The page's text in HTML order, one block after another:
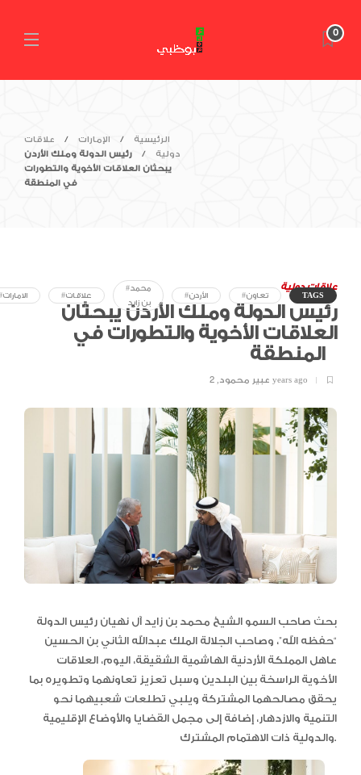
0
الرئيسية الإمارات
علاقات
دولية
رئيس الدولة وملك الأردن
يبحثان العلاقات الأخوية والتطورات
في المنطقة
علاقات دولية
رئيس الدولة وملك الأردن يبحثان
العلاقات الأخوية والتطورات في
عبير محمود, 2 years ago
بحث صاحب السمو الشيخ محمد بن زايد آل نهيان رئيس الدولة
“حفظه الله”، وصاحب الجلالة الملك عبدالله الثاني بن الحسين
عاهل المملكة الأردنية الهاشمية الشقيقة، اليوم، العلاقات
الأخوية الراسخة بين البلدين وسبل تعزيز تعاونهما وتطويره بما
يحقق مصالحهما المشتركة ويلبي تطلعات شعبيهما نحو
التنمية والازدهار، إضافة إلى مجمل القضايا والأوضاع الإقليمية
والدولية ذات الاهتمام المشترك.
TAGS #تعاون #الأردن
#محمد
بن زايد
#علاقات #الامارات